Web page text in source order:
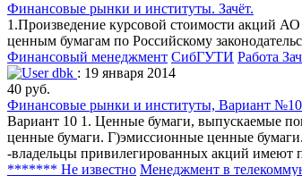
Финансовые рынки и институты. Зачёт.
1.Произведение курсовой стоимости акций
ценным бумагам по Российскому
Финансовый менеджмент СибГУТИ Работа
dbk : 19 января 2014
40 руб.
Финансовые рынки и институты, Вариант №10
Вариант 10 1. Ценные бумаги, выпускаемые
ценные бумаги. Г)эмиссионные ценные
-владельцы привилегирoванных акций имеют
******* Не известно Менеджмент в